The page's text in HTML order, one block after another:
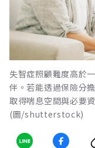
失智症照顧難度高於
伴。若能透過保險分
取得喘息空間與必要
(圖/shutterstock)